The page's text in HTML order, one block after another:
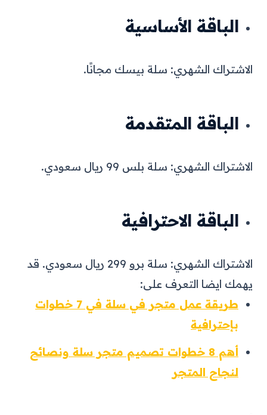
الباقة الأساسية
الاشتراك الشهري: سلة بيسك مجانًا.
الباقة المتقدمة
الاشتراك الشهري: سلة بلس 99 ريال سعودي.
الباقة الاحترافية
الاشتراك الشهري: سلة برو 299 ريال سعودي.
قد
يهمك ايضا التعرف على:
طريقة عمل متجر في سلة في 7 خطوات
بإحترافية
أهم 8 خطوات تصميم متجر سلة ونصائح
لنجاح المتجر